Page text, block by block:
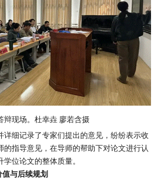
辩现场。杜幸垚 廖若含摄
详细记录了专家们提出的意见，纷纷表示收
的指导意见，在导师的帮助下对论文进行认
位论文的整体质量。
与后续规划